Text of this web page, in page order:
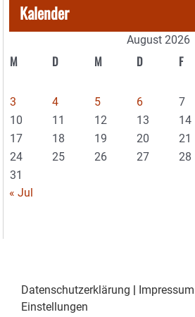
Kalender
August 2026
M D M D F
3
4 5 6 7
10
11 12 13 14
17
18 19 20 21
24
25 26 27 28
31
« Jul
Datenschutzerklärung | Impressum
Einstellungen